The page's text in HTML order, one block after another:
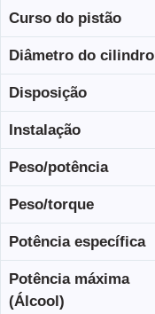
Curso do pistão
Diâmetro do cilindro
Disposição
Instalação
Peso/potência
Peso/torque
Potência específica
Potência máxima
(Álcool)